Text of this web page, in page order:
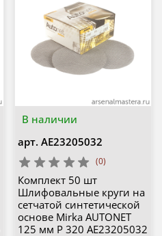
В наличии
арт. AE23205032
(0)
Комплект 50 шт
Шлифовальные круги на
сетчатой синтетической
основе Mirka AUTONET
125 мм P 320 AE23205032